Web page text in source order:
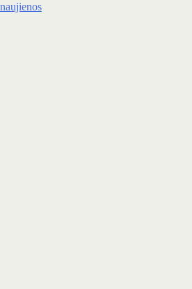
naujienos